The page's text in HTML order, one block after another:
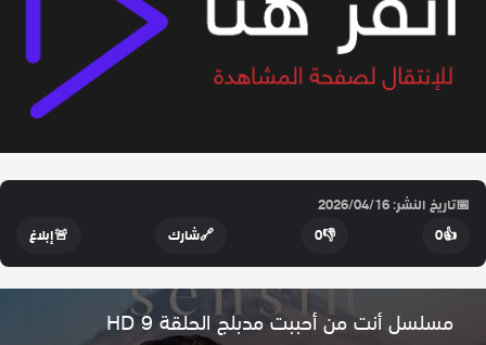
📅تاريخ النشر: 2026/04/16
👍
0
👎
0
🔗شارك 🚨إبلاغ
مسلسل أنت من أحببت مدبلج الحلقة 9 HD